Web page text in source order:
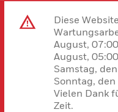
Diese
August,
August,
Samstag,
Sonntag,
Vielen Dank
Zeit.